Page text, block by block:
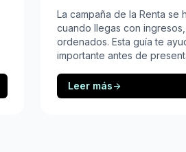
La campaña de la Renta se
cuando llegas con
ordenados. Esta guía te
importante antes de
Leer másarrow_forward